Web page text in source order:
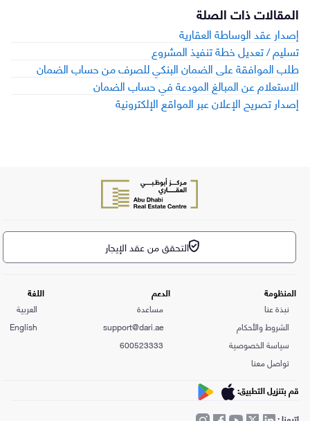
المقالات ذات الصلة
إصدار عقد الوساطة العقارية
تسليم / تعديل خطة تنفيذ المشروع
طلب الموافقة على الضمان البنكي للصرف من حساب الضمان
الاستعلام عن المبالغ المودعة في حساب الضمان
إصدار تصريح الإعلان عبر المواقع الإلكترونية
المنظومة
نبذة عنا
الشروط والأحكام
سياسة الخصوصية
تواصل معنا
الدعم
مساعدة
support@dari.ae
600523333
اللغة
العربية
English
التحقق من عقد الإيجار
قم بتنزيل التطبيق: